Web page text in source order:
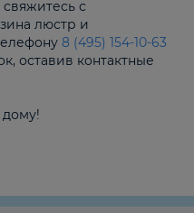
с
люстр и
8 (495) 154-10-63
оставив контактные